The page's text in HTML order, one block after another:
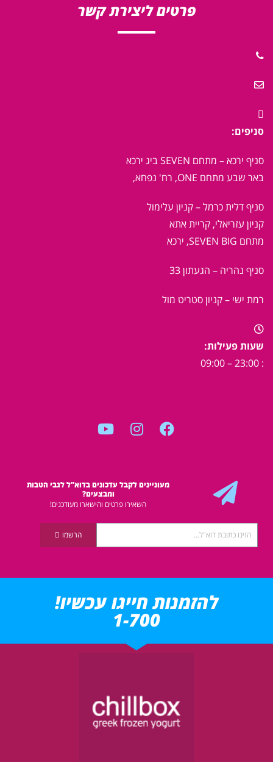
פרטים ליצירת קשר
סניפים:
סניף ירכא – מתחם SEVEN ביג ירכא
באר שבע מתחם ONE, רח' נפחא,
סניף דלית כרמל – קניון עלימול
קניון עזריאלי, קריית אתא
מתחם SEVEN BIG, ירכא
סניף נהריה – הגעתון 33
רמת ישי – קניון סטריט מול
שעות פעילות:
: 23:00 – 09:00
מעוניינים לקבל עדכונים בדוא"ל לגבי הטבות
ומבצעים?
השאירו פרטים והישארו מעודכנים!
הרשמו
להזמנות חייגו עכשיו!
1-700